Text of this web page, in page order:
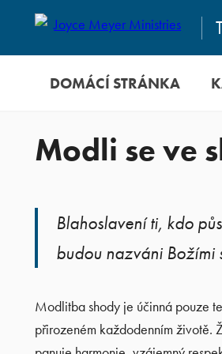
DOMÁCÍ STRÁNKA
Modli se ve
Blahoslavení ti, kdo
budou nazváni
Modlitba shody je účinná pouze
přirozeném každodenním životě.